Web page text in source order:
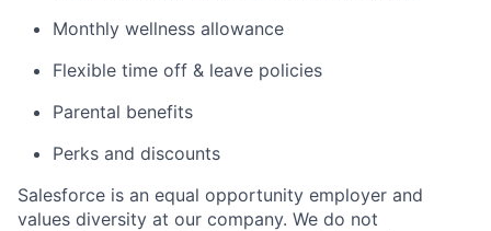
Monthly wellness allowance
Flexible time off & leave policies
Parental benefits
Perks and discounts
Salesforce is an equal opportunity employer and
values diversity at our company. We do not